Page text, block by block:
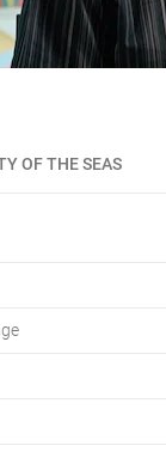
OF THE SEAS